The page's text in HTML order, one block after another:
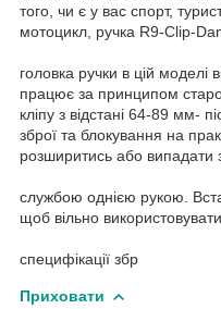
того, чи є у вас спорт,
мотоцикл, ручка R9-Clip-
головка ручки в цій моделі
працює за принципом
кліпу з відстані 64-89 мм-
зброї та блокування на
розширитись або випадати
службою однією рукою.
щоб вільно
специфікації збр
Приховати